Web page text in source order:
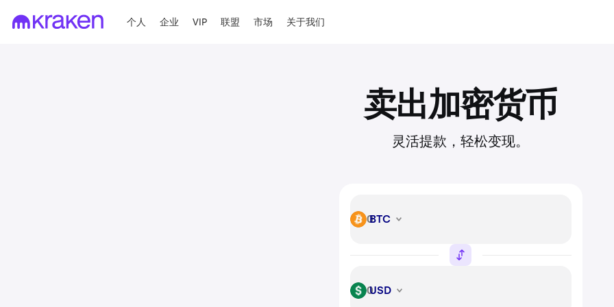
个人 企业 VIP 联盟 市场 关于我们
卖出加密货币
灵活提款，轻松变现。
BTC BTC
USD USD